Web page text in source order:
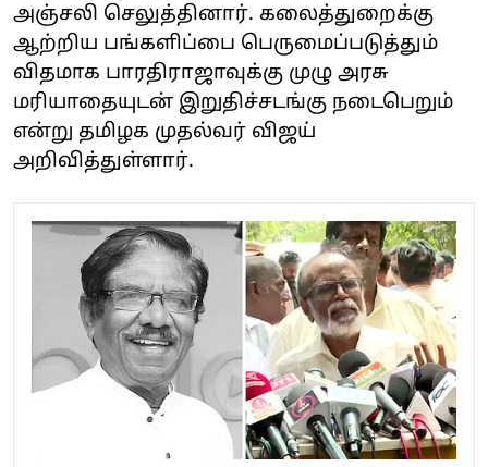
அஞ்சலி செலுத்தினார். கலைத்துறைக்கு
ஆற்றிய பங்களிப்பை பெருமைப்படுத்தும்
விதமாக பாரதிராஜாவுக்கு முழு அரசு
மரியாதையுடன் இறுதிச்சடங்கு நடைபெறும்
என்று தமிழக முதல்வர் விஜய்
அறிவித்துள்ளார்.